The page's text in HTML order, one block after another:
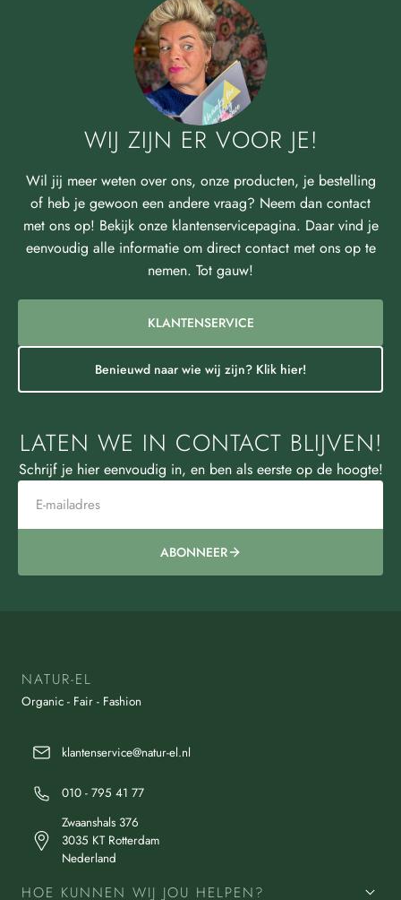
WIJ ZIJN ER VOOR JE!
Wil jij meer weten over ons, onze producten, je bestelling
of heb je gewoon een andere vraag? Neem dan contact
met ons op! Bekijk onze klantenservicepagina. Daar vind je
eenvoudig alle informatie om direct contact met ons op te
nemen. Tot gauw!
KLANTENSERVICE
Benieuwd naar wie wij zijn? Klik hier!
LATEN WE IN CONTACT BLIJVEN!
Schrijf je hier eenvoudig in, en ben als eerste op de hoogte!
ABONNEER
NATUR-EL
Organic - Fair - Fashion
klantenservice@natur-el.nl
010 - 795 41 77
Zwaanshals 376
3035 KT Rotterdam
Nederland
HOE KUNNEN WIJ JOU HELPEN?